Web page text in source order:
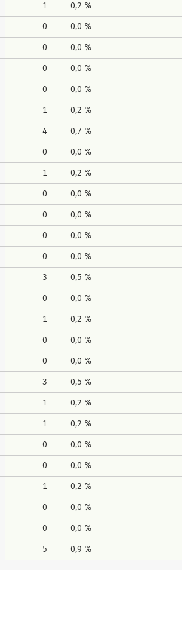
1 0,2 %
0 0,0 %
0 0,0 %
0 0,0 %
0 0,0 %
1 0,2 %
4 0,7 %
0 0,0 %
1 0,2 %
0 0,0 %
0 0,0 %
0 0,0 %
0 0,0 %
3 0,5 %
0 0,0 %
1 0,2 %
0 0,0 %
0 0,0 %
3 0,5 %
1 0,2 %
1 0,2 %
0 0,0 %
0 0,0 %
1 0,2 %
0 0,0 %
0 0,0 %
5 0,9 %